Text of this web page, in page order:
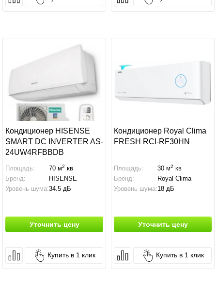
Кондиционер HISENSE
SMART DC INVERTER AS-
24UW4RFBBDB
Площадь: 70 м2 кв
Бренд:
HISENSE
Уровень шума:34.5 дБ
Уточнить цену
Купить в 1 клик
Кондиционер Royal Clima
FRESH RCI-RF30HN
Площадь: 30 м2 кв
Бренд:
Royal Clima
Уровень шума:18 дБ
Уточнить цену
Купить в 1 клик